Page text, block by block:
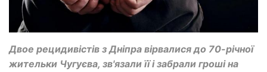
Двое рецидивістів з Дніпра вірвалися до 70-річної
жительки Чугуєва, зв'язали її і забрали гроші на